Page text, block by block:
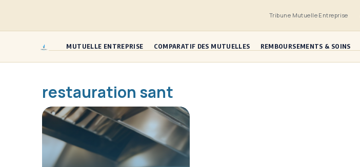
contenu
Tribune Mutuelle Entreprise
MUTUELLE ENTREPRISE COMPARATIF DES MUTUELLES REMBOURSEMENTS & SOINS
restauration sant